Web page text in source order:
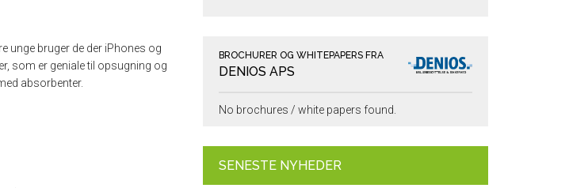
unge bruger de der iPhones og
som er geniale til opsugning og
absorbenter.
BROCHURER OG WHITEPAPERS FRA
DENIOS APS
No brochures / white papers found.
SENESTE NYHEDER